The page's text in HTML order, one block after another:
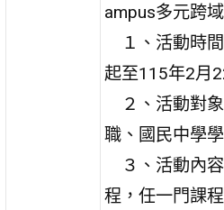
ampus多元跨
１、活動時
起至115年2月
２、活動對
職、國民中學
３、活動內
程，任一門課